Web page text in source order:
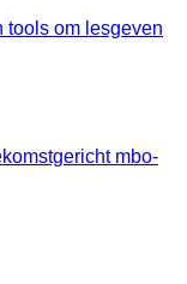
tools om lesgeven
mbo-